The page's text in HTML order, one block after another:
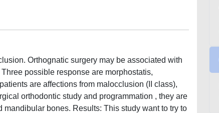
Orthognatic surgery may be associated with
possible response are morphostatis,
are affections from malocclusion (II class),
orthodontic study and programmation , they are
bones. Results: This study want to try to